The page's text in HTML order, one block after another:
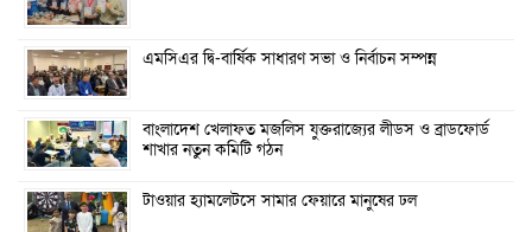
এমসিএর দ্বি-বার্ষিক সাধারণ সভা ও নির্বাচন সম্পন্ন
বাংলাদেশ খেলাফত মজলিস যুক্তরাজ্যের লীডস ও ব্রাডফোর্ড
শাখার নতুন কমিটি গঠন
টাওয়ার হ্যামলেটসে সামার ফেয়ারে মানুষের ঢল